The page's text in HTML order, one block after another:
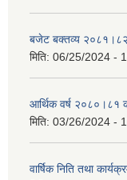
बजेट बक्तव्य
मिति: 06/25/2024 -
आर्थिक वर्ष २०८०।८१
मिति: 03/26/2024 -
वार्षिक निति तथा